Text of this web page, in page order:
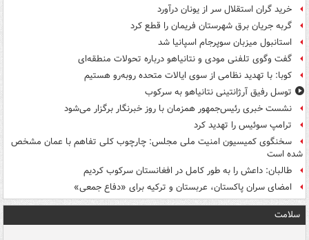
خرید گران استقلال سر از یونان درآورد
گربه جریان برق شهرستان فریمان را قطع کرد
استانبول میزبان سوپرجام اسپانیا شد
گفت وگوی تلفنی مودی و نتانیاهو درباره تحولات منطقه‌ای
کوبا: با تهدید نظامی از سوی ایالات متحده روبه‌رو هستیم
توسل رفیق آرژانتینی نتانیاهو به سرکوب
نشست خبری رئیس‌جمهور همزمان با روز خبرنگار برگزار می‌شود
ترامپ سوئیس را تهدید کرد
سخنگوی کمیسیون امنیت ملی مجلس: چارچوب کلی تفاهم با عمان مشخص
شده است
طالبان: داعش را به طور کامل در افغانستان سرکوب کردیم
امضای سران پاکستان، عربستان و ترکیه برای «دفاع جمعی»
سلامت